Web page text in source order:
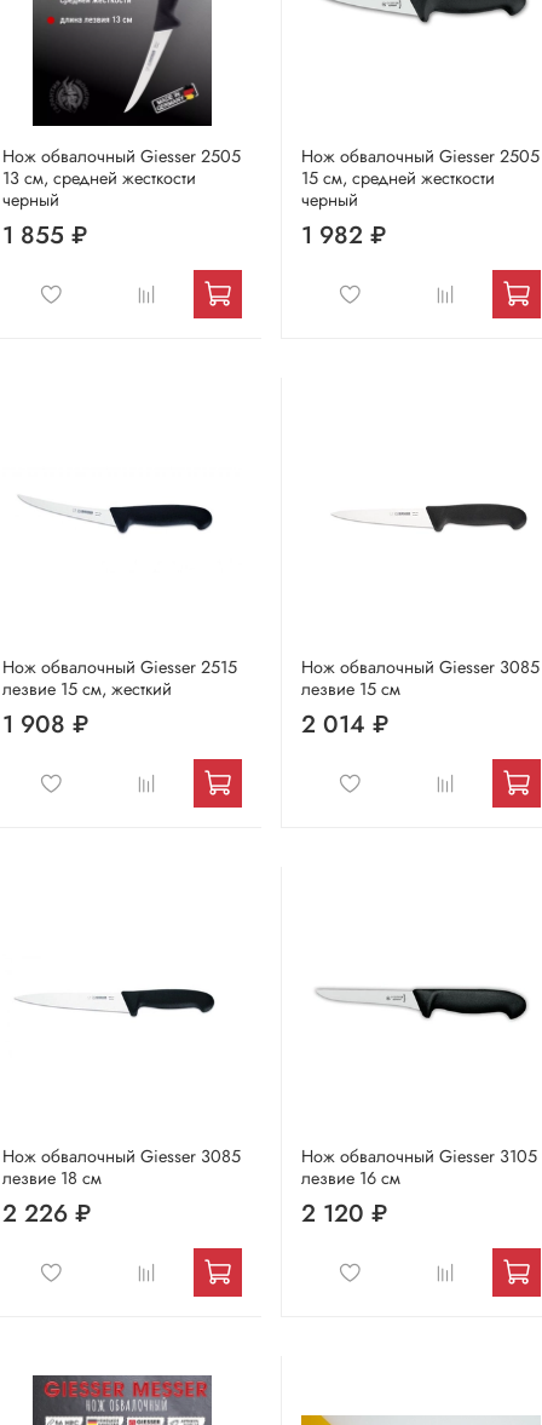
Нож обвалочный Giesser 2505
13 см, средней жесткости
черный
1 855 ₽
Нож обвалочный Giesser 2505
15 см, средней жесткости
черный
1 982 ₽
Нож обвалочный Giesser 2515
лезвие 15 см, жесткий
1 908 ₽
Нож обвалочный Giesser 3085
лезвие 15 см
2 014 ₽
Нож обвалочный Giesser 3085
лезвие 18 см
2 226 ₽
Нож обвалочный Giesser 3105
лезвие 16 см
2 120 ₽